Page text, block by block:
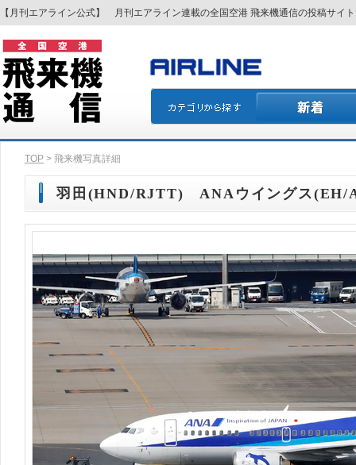
【月刊エアライン公式】 月刊エアライン連載の全国空港 飛来機通信の投稿サイ
TOP > 飛来機写真詳細
羽田(HND/RJTT) ANAウイングス